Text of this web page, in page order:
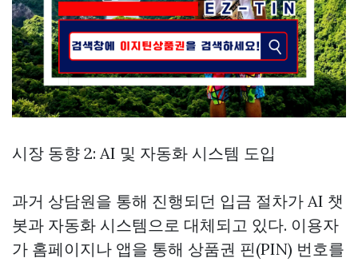
시장 동향 2: AI 및 자동화 시스템 도입
과거 상담원을 통해 진행되던 입금 절차가 AI 챗
봇과 자동화 시스템으로 대체되고 있다. 이용자
가 홈페이지나 앱을 통해 상품권 핀(PIN) 번호를